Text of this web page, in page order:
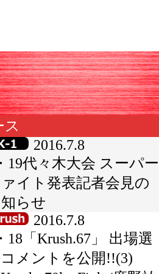
2016.7.8
19代々木大会 スーパー
イト発表記者会見の
らせ
2016.7.8
18「Krush.67」 出場選
メントを公開!!(3)